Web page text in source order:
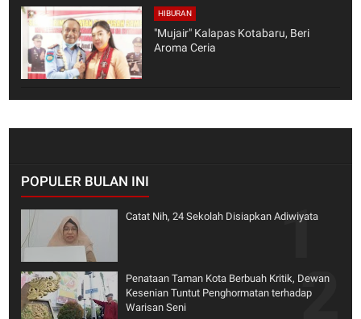
HIBURAN
"Mujair" Kalapas Kotabaru, Beri
Aroma Ceria
POPULER BULAN INI
Catat Nih, 24 Sekolah Disiapkan Adiwiyata
Penataan Taman Kota Berbuah Kritik, Dewan
Kesenian Tuntut Penghormatan terhadap
Warisan Seni